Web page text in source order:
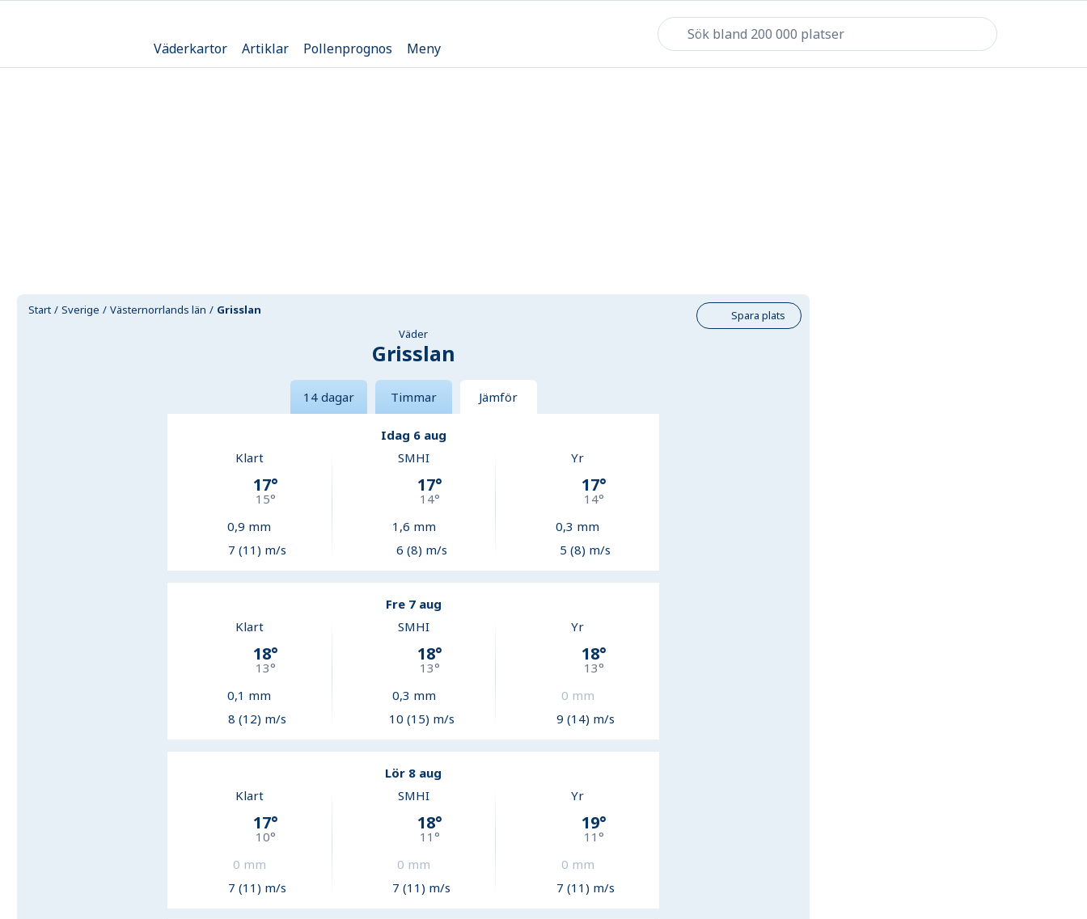
Väderkartor Artiklar Pollenprognos Meny
Start Sverige Västernorrlands län Grisslan
Spara plats
Väder
Grisslan
14 dagar Timmar Jämför
Idag 6 aug
Klart
17°
15°
0,9 mm
7 (11) m/s
SMHI
17°
14°
1,6 mm
6 (8) m/s
Yr
17°
14°
0,3 mm
5 (8) m/s
Fre 7 aug
Klart
18°
13°
0,1 mm
8 (12) m/s
SMHI
18°
13°
0,3 mm
10 (15) m/s
Yr
18°
13°
0 mm
9 (14) m/s
Lör 8 aug
Klart
17°
10°
0 mm
7 (11) m/s
SMHI
18°
11 °
0 mm
7 (11) m/s
Yr
19°
11 °
0 mm
7 (11) m/s